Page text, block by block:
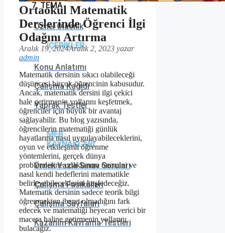
7. TEMA
Öznel Olasılık
İÇERİKLER
Konu Anlatımı
Çalışma Kağıdı
Yaprak Testler
MEB
KAYNAKLARI
Örnek Yazılı Sınav Soruları
Çalışma Fasikülleri
Çalışma Sayfaları
Kazanım Kavrama Testleri
Ortaokul Matematik
Derslerinde Öğrenci İlgi
Odağını Artırma
Aralık 19, 2024Aralık 2, 2023 yazar
admin
Matematik dersinin sıkıcı olabileceği
düşüncesi birçok öğrencinin kabusudur.
Ancak, matematik dersini ilgi çekici
hale getirmenin yollarını keşfetmek,
öğrenciler için büyük bir avantaj
sağlayabilir. Bu blog yazısında,
öğrencilerin matematiği günlük
hayatlarına nasıl uygulayabileceklerini,
oyun ve etkileşimli öğrenme
yöntemlerini, gerçek dünya
problemlerine odaklanma önemini ve
nasıl kendi hedeflerini matematikle
belirleyebileceklerini keşfedeceğiz.
Matematik dersinin sadece teorik bilgi
öğrenmekten ibaret olmadığını fark
edecek ve matematiği heyecan verici bir
macera haline getirmenin yollarını
bulacağız.